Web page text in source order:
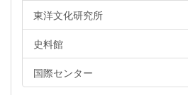
東洋文化研究所
史料館
国際センター